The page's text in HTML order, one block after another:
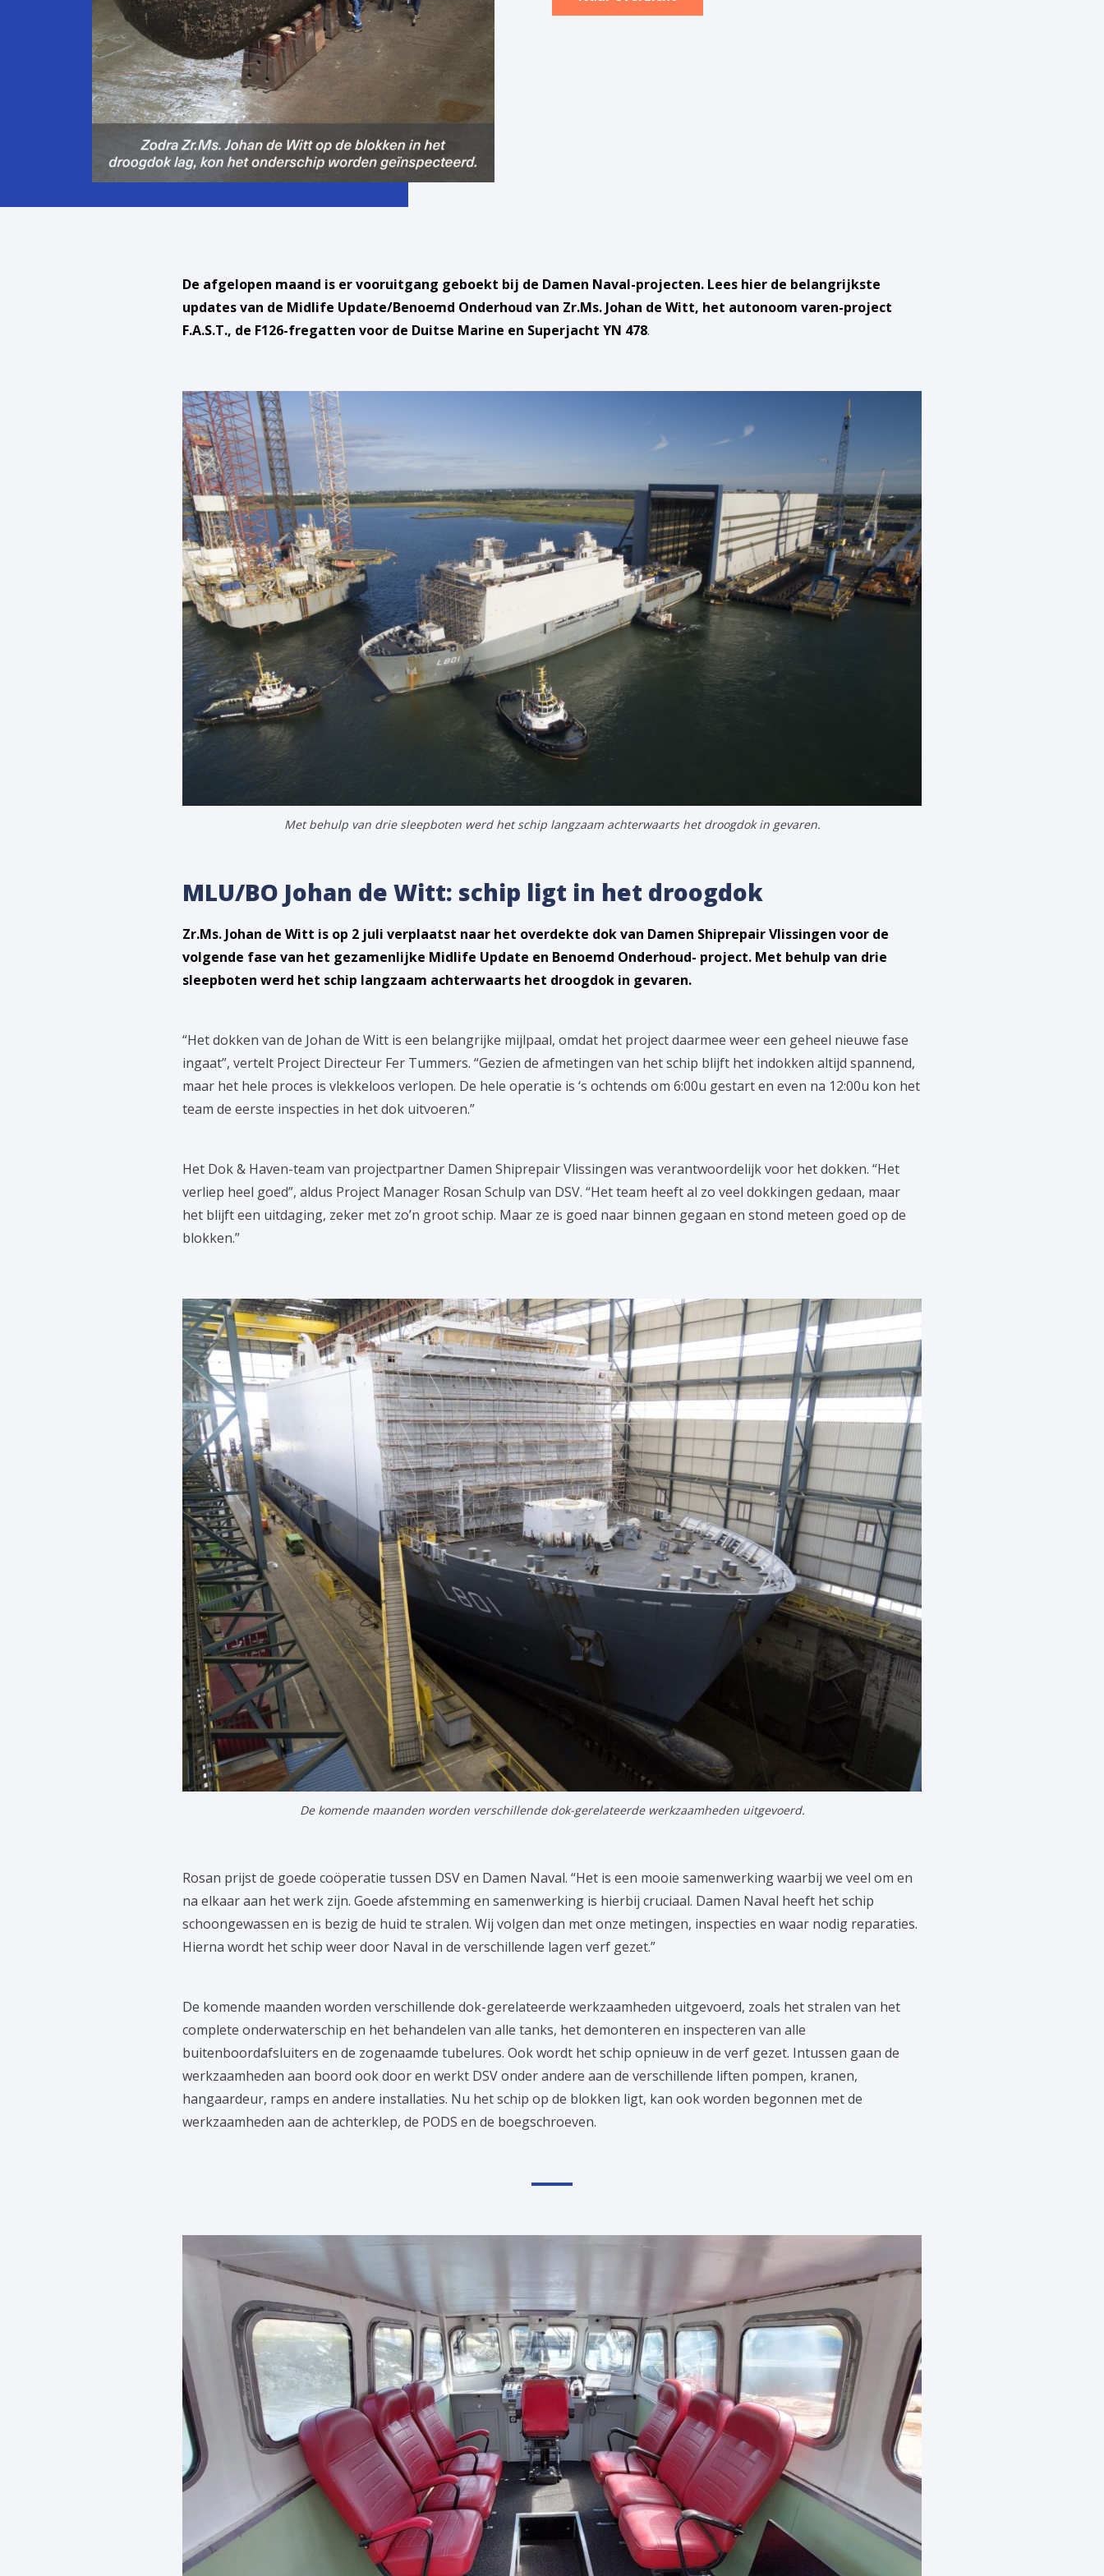
De afgelopen maand is er vooruitgang geboekt bij de Damen Naval-projecten. Lees hier de belangrijkste
updates van de Midlife Update/Benoemd Onderhoud van Zr.Ms. Johan de Witt, het autonoom varen-project
F.A.S.T., de F126-fregatten voor de Duitse Marine en Superjacht YN 478.
Met behulp van drie sleepboten werd het schip langzaam achterwaarts het droogdok in gevaren.
MLU/BO Johan de Witt: schip ligt in het droogdok
Zr.Ms. Johan de Witt is op 2 juli verplaatst naar het overdekte dok van Damen Shiprepair Vlissingen voor de
volgende fase van het gezamenlijke Midlife Update en Benoemd Onderhoud- project. Met behulp van drie
sleepboten werd het schip langzaam achterwaarts het droogdok in gevaren.
“Het dokken van de Johan de Witt is een belangrijke mijlpaal, omdat het project daarmee weer een geheel nieuwe fase
ingaat”, vertelt Project Directeur Fer Tummers. “Gezien de afmetingen van het schip blijft het indokken altijd spannend,
maar het hele proces is vlekkeloos verlopen. De hele operatie is ‘s ochtends om 6:00u gestart en even na 12:00u kon het
team de eerste inspecties in het dok uitvoeren.”
Het Dok & Haven-team van projectpartner Damen Shiprepair Vlissingen was verantwoordelijk voor het dokken. “Het
verliep heel goed”, aldus Project Manager Rosan Schulp van DSV. “Het team heeft al zo veel dokkingen gedaan, maar
het blijft een uitdaging, zeker met zo’n groot schip. Maar ze is goed naar binnen gegaan en stond meteen goed op de
blokken.”
De komende maanden worden verschillende dok-gerelateerde werkzaamheden uitgevoerd.
Rosan prijst de goede coöperatie tussen DSV en Damen Naval. “Het is een mooie samenwerking waarbij we veel om en
na elkaar aan het werk zijn. Goede afstemming en samenwerking is hierbij cruciaal. Damen Naval heeft het schip
schoongewassen en is bezig de huid te stralen. Wij volgen dan met onze metingen, inspecties en waar nodig reparaties.
Hierna wordt het schip weer door Naval in de verschillende lagen verf gezet.”
De komende maanden worden verschillende dok-gerelateerde werkzaamheden uitgevoerd, zoals het stralen van het
complete onderwaterschip en het behandelen van alle tanks, het demonteren en inspecteren van alle
buitenboordafsluiters en de zogenaamde tubelures. Ook wordt het schip opnieuw in de verf gezet. Intussen gaan de
werkzaamheden aan boord ook door en werkt DSV onder andere aan de verschillende liften pompen, kranen,
hangaardeur, ramps en andere installaties. Nu het schip op de blokken ligt, kan ook worden begonnen met de
werkzaamheden aan de achterklep, de PODS en de boegschroeven.